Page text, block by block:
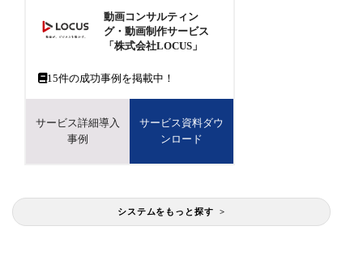
動画コンサルティン
グ・動画制作サービス
「株式会社LOCUS」
15件の成功事例を掲載中！
サービス詳細導入
事例
サービス資料ダウ
ンロード
システムをもっと探す >